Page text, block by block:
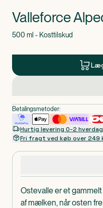
Ostevalle er et
af mælken, når osten
Valleforce
500 ml - Kosttilskud
Betalingsmetoder:
Hurtig levering 0-2
Fri fragt ved køb over 249